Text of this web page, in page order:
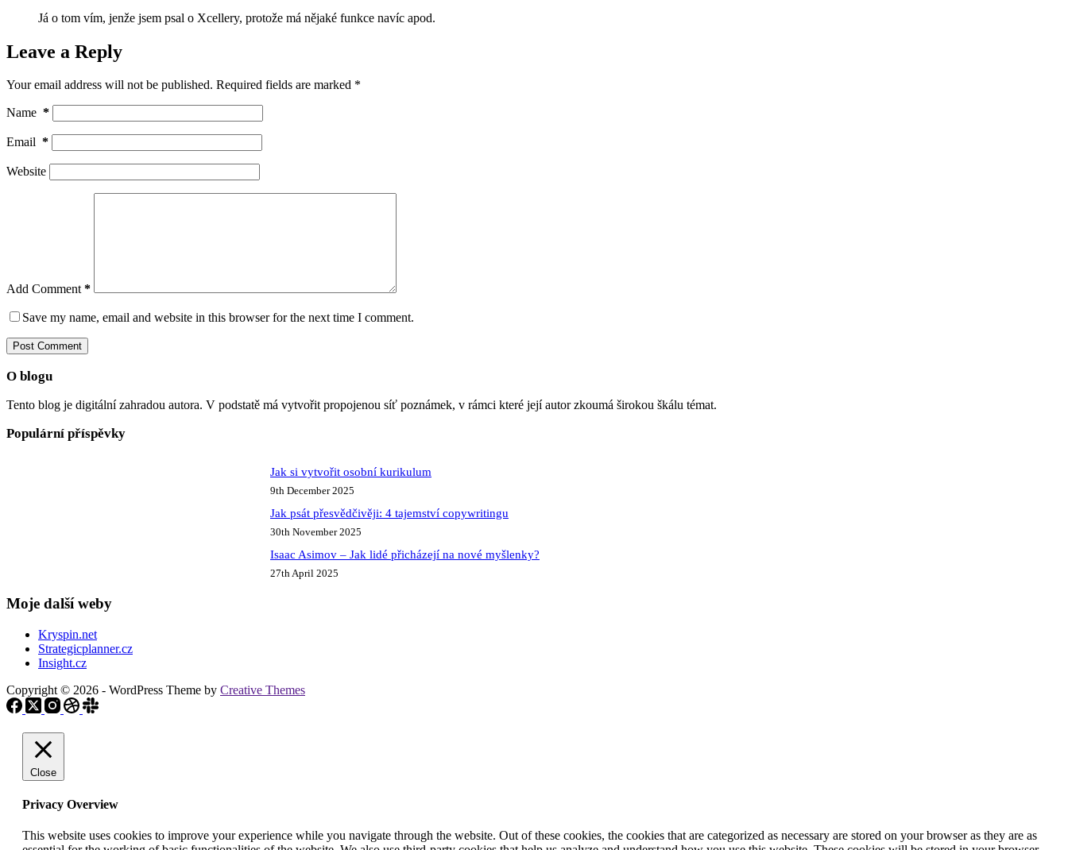
Já o tom vím, jenže jsem psal o Xcellery, protože má nějaké funkce navíc apod.
Leave a Reply
Your email address will not be published. Required fields are marked *
Name *
Email *
Website
Add Comment*
Save my name, email and website in this browser for the next time I comment.
Post Comment
O blogu
Tento blog je digitální zahradou autora. V podstatě má vytvořit propojenou síť poznámek, v rámci které její autor zkoumá širokou škálu témat.
Populární příspěvky
Jak si vytvořit osobní kurikulum
9th December 2025
Jak psát přesvědčivěji: 4 tajemství copywritingu
30th November 2025
Isaac Asimov – Jak lidé přicházejí na nové myšlenky?
27th April 2025
Moje další weby
Kryspin.net
Strategicplanner.cz
Insight.cz
Copyright © 2026 - WordPress Theme by Creative Themes
Close
Privacy Overview
This website uses cookies to improve your experience while you navigate through the website. Out of these cookies, the cookies that are categorized as necessary are stored on your browser as they are as